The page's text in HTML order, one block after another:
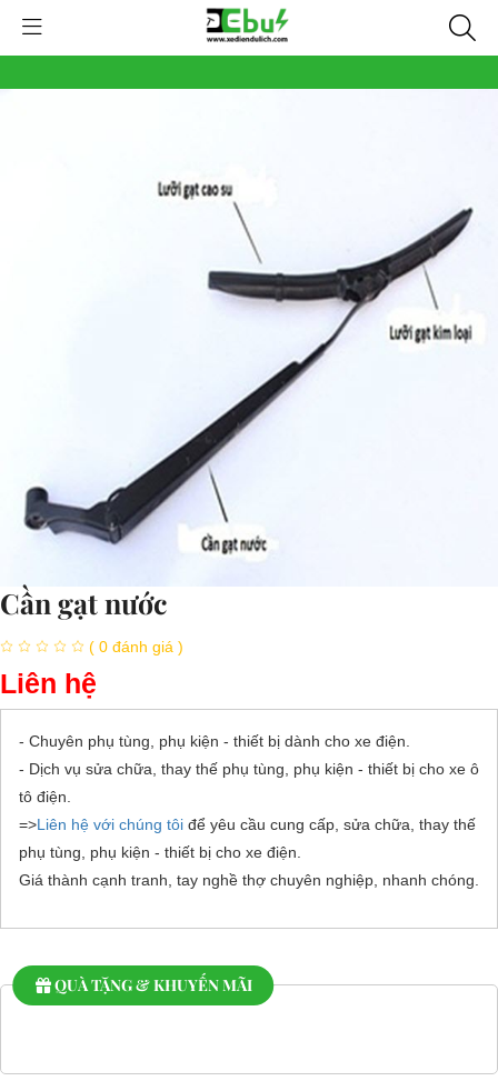
Cần gạt nước
( 0 đánh giá )
Liên hệ
- Chuyên phụ tùng, phụ kiện - thiết bị dành cho xe điện.
- Dịch vụ sửa chữa, thay thế phụ tùng, phụ kiện - thiết bị cho xe ô
tô điện.
=>Liên hệ với chúng tôi để yêu cầu cung cấp, sửa chữa, thay thế
phụ tùng, phụ kiện - thiết bị cho xe điện.
Giá thành cạnh tranh, tay nghề thợ chuyên nghiệp, nhanh chóng.
QUÀ TẶNG & KHUYẾN MÃI